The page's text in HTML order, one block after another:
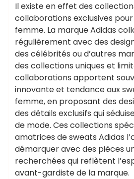
Il existe en effet des
collaborations exclusives
femme. La marque Adidas
régulièrement avec des
des célébrités ou d’autres
des collections uniques et
collaborations apportent
innovante et tendance aux
femme, en proposant des
des détails exclusifs qui
de mode. Ces collections
amatrices de sweats Adidas
démarquer avec des pièces
recherchées qui reflètent
avant-gardiste de la marque.